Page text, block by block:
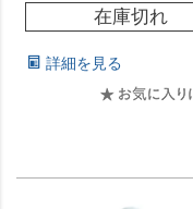
在庫切れ
詳細を見る